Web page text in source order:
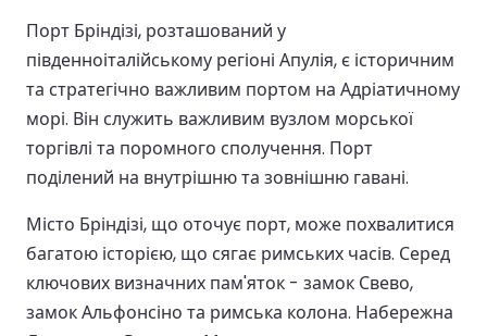
Порт Бріндізі, розташований у
південноіталійському регіоні Апулія, є історичним
та стратегічно важливим портом на Адріатичному
морі. Він служить важливим вузлом морської
торгівлі та поромного сполучення. Порт
поділений на внутрішню та зовнішню гавані.
Місто Бріндізі, що оточує порт, може похвалитися
багатою історією, що сягає римських часів. Серед
ключових визначних пам'яток - замок Свево,
замок Альфонсіно та римська колона. Набережна